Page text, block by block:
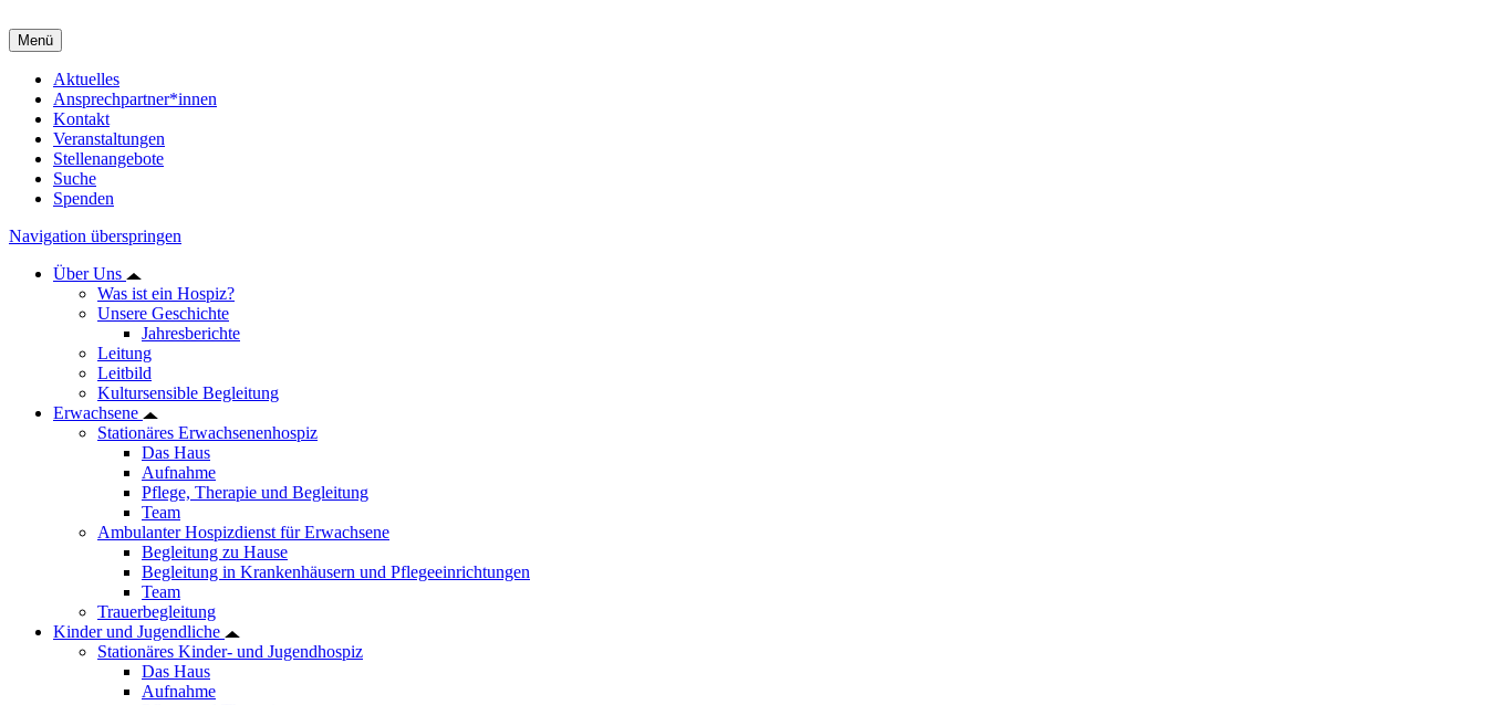
Menü
Aktuelles
Ansprechpartner*innen
Kontakt
Veranstaltungen
Stellenangebote
Suche
Spenden
Navigation überspringen
Über Uns
Was ist ein Hospiz?
Unsere Geschichte
Jahresberichte
Leitung
Leitbild
Kultursensible Begleitung
Erwachsene
Stationäres Erwachsenenhospiz
Das Haus
Aufnahme
Pflege, Therapie und Begleitung
Team
Ambulanter Hospizdienst für Erwachsene
Begleitung zu Hause
Begleitung in Krankenhäusern und Pflegeeinrichtungen
Team
Trauerbegleitung
Kinder und Jugendliche
Stationäres Kinder- und Jugendhospiz
Das Haus
Aufnahme